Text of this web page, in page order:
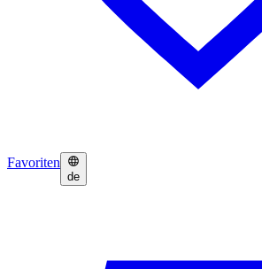
Favoriten
de